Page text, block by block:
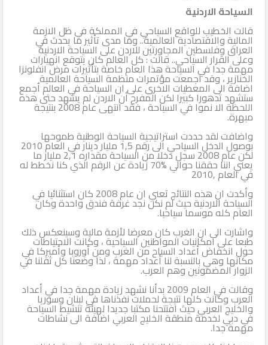
السياحة الاردنية
قالت الخطيب للواقع السياحي في المملكة في ظل الازمة
المالية والاقتصادية العالمية.. وما مدى تأثير ما يحدث في
العراق وفلسطين المجاورتين للاردن على السياحة الاردنية
وعلى القرار السياحي.. قالت : كل العالم كان يتوقع انهيارات
مهمة جدا في السياحة هذا العام خاصة بتأثيرات مرض انفلونزا
الخنازير ، وقد اجمعت مؤتمرات منظمة السياحة العالمية
اضافة الى المعطيات الاخرى على ان السياحة في العالم أجمع
ستشهد تدهورا كبيرا لكن المفرح أن الاردن لم يشهد حتى هذه
اللحظة الا نموا في السياحة ، فقد انتهى عام 2008 بنتيجة
مبهرة.
واضافت لقد حددت استراتيجية السياحة الوطنية طموحها
بوصول الدخل السياحي الى رقم 1,5 مليار دينار في العام 2010
لكن عام 2008 سجل دخلا من السياحة مقداره 2,1 مليار ما
يعني اننا حققنا حوالي %70 زيادة عن الرقم الذي كنا نخطط له
في العام ,2010
وأكدت ان هذه النتائج تعني ان عام 2008 كان استثنائيا في
السياحة الاردنية حيث لم نكن نجد غرفة فندق واحدة وكان
العام كله موسما سياحيا.
واشارت الى ان الغرب كان معرضا لأزمة مالية وسينعكس ذلك
طبعا على امكانيات المواطنين السياحية ، وكانت الاحتياطات
حول انخفاض أعداد السياح من الغرب ومن أوروبا وأميركا في
مكانها وهي بالنسبة لنا أعداد مهمة ، لذا وضعنا كل ثقلنا في
الزوار المضمونين وهم العرب.
وقالت في العام 2009 بدأنا نشهد زيادة مهمة جدا في أعداد
العرب وكانت كلها نتيجة لحملات نفذناها في لبنان وسوريا
والخليج العربي حيث افتتحنا مكتبا جديدا لهيئة تنشيط السياحة
في دبي لخدمة منطقة الخليج العربي اضافة الى نشاطات
مهمة جدا.